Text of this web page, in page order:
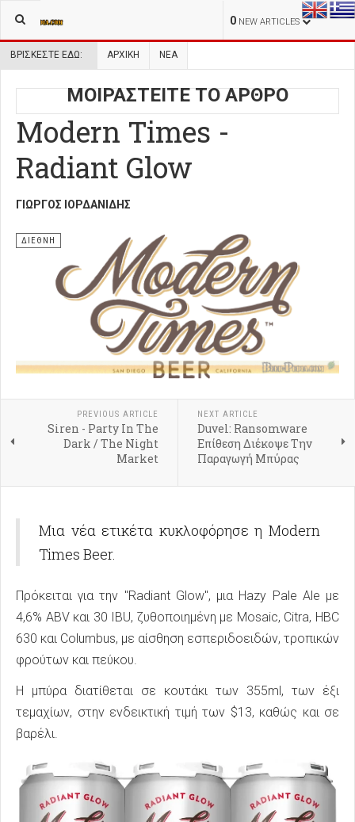
0 NEW ARTICLES
ΒΡΊΣΚΕΣΤΕ ΕΔΏ: ΑΡΧΙΚΉ ΝΕΑ
ΜΟΙΡΑΣΤΕΙΤΕ ΤΟ ΑΡΘΡΟ
Modern Times -
Radiant Glow
ΓΙΏΡΓΟΣ ΙΟΡΔΑΝΊΔΗΣ
ΔΙΕΘΝΗ
PREVIOUS ARTICLE
Siren - Party In The
Dark / The Night
Market
NEXT ARTICLE
Duvel: Ransomware
Επίθεση Διέκοψε Την
Παραγωγή Μπύρας
Μια νέα ετικέτα κυκλοφόρησε η Modern
Times Beer.
Πρόκειται για την "Radiant Glow", μια Hazy Pale Ale με
4,6% ABV και 30 IBU, ζυθοποιημένη με Mosaic, Citra, HBC
630 και Columbus, με αίσθηση εσπεριδοειδών, τροπικών
φρούτων και πεύκου.
Η μπύρα διατίθεται σε κουτάκι των 355ml, των έξι
τεμαχίων, στην ενδεικτική τιμή των $13, καθώς και σε
βαρέλι.